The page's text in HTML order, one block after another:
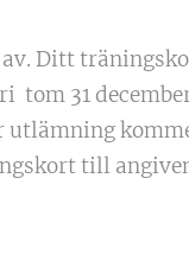
Ditt
tom 31
utlämning
till